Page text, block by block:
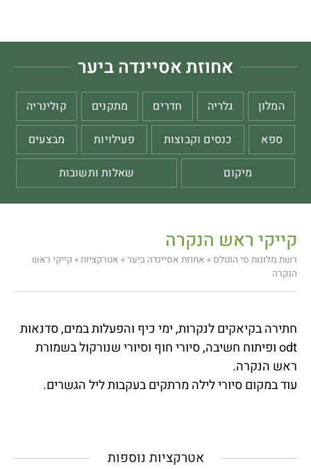
אחוזת אסיינדה ביער
המלון גלריה חדרים מתקנים
קולינריה
ספא
כנסים וקבוצות פעילויות
מבצעים
מיקום
שאלות ותשובות
קייקי ראש הנקרה
רשת מלונות סי הוטלס » אחוזת אסיינדה ביער» אטרקציות» קייקי ראש
הנקרה
חתירה בקיאקים לנקרות, ימי כיף והפעלות במים, סדנאות
odt ופיתוח חשיבה, סיורי חוף וסיורי שנורקול בשמורת
ראש הנקרה.
עוד במקום סיורי לילה מרתקים בעקבות ליל הגשרים.
אטרקציות נוספות​